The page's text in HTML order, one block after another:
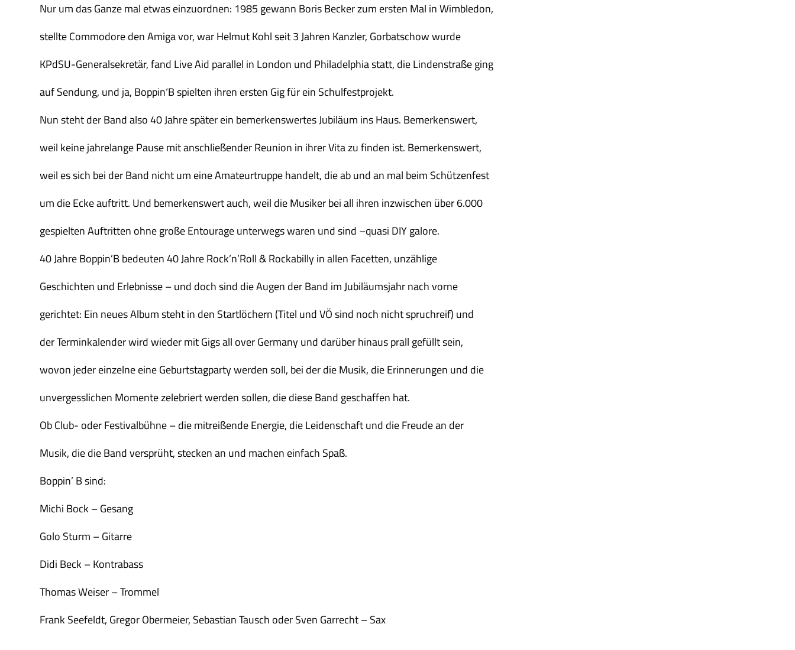
Nur um das Ganze mal etwas einzuordnen: 1985 gewann Boris Becker zum ersten Mal in Wimbledon,
stellte Commodore den Amiga vor, war Helmut Kohl seit 3 Jahren Kanzler, Gorbatschow wurde
KPdSU-Generalsekretär, fand Live Aid parallel in London und Philadelphia statt, die Lindenstraße ging
auf Sendung, und ja, Boppin‘B spielten ihren ersten Gig für ein Schulfestprojekt.
Nun steht der Band also 40 Jahre später ein bemerkenswertes Jubiläum ins Haus. Bemerkenswert,
weil keine jahrelange Pause mit anschließender Reunion in ihrer Vita zu finden ist. Bemerkenswert,
weil es sich bei der Band nicht um eine Amateurtruppe handelt, die ab und an mal beim Schützenfest
um die Ecke auftritt. Und bemerkenswert auch, weil die Musiker bei all ihren inzwischen über 6.000
gespielten Auftritten ohne große Entourage unterwegs waren und sind –quasi DIY galore.
40 Jahre Boppin’B bedeuten 40 Jahre Rock’n’Roll & Rockabilly in allen Facetten, unzählige
Geschichten und Erlebnisse – und doch sind die Augen der Band im Jubiläumsjahr nach vorne
gerichtet: Ein neues Album steht in den Startlöchern (Titel und VÖ sind noch nicht spruchreif) und
der Terminkalender wird wieder mit Gigs all over Germany und darüber hinaus prall gefüllt sein,
wovon jeder einzelne eine Geburtstagparty werden soll, bei der die Musik, die Erinnerungen und die
unvergesslichen Momente zelebriert werden sollen, die diese Band geschaffen hat.
Ob Club- oder Festivalbühne – die mitreißende Energie, die Leidenschaft und die Freude an der
Musik, die die Band versprüht, stecken an und machen einfach Spaß.
Boppin’ B sind:
Michi Bock – Gesang
Golo Sturm – Gitarre
Didi Beck – Kontrabass
Thomas Weiser – Trommel
Frank Seefeldt, Gregor Obermeier, Sebastian Tausch oder Sven Garrecht – Sax